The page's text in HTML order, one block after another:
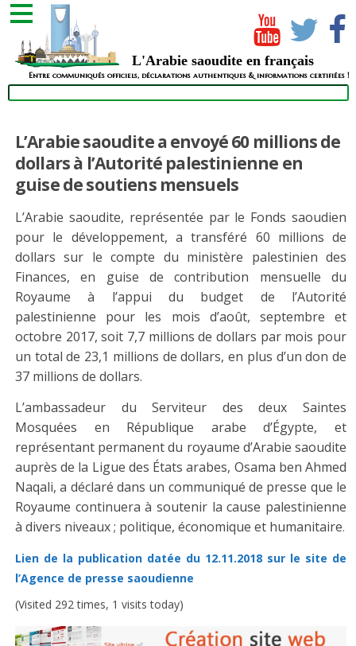
L'Arabie saoudite en français
Entre communiqués officiels, déclarations authentiques & informations certifiées !
L’Arabie saoudite a envoyé 60 millions de
dollars à l’Autorité palestinienne en
guise de soutiens mensuels
L’Arabie saoudite, représentée par le Fonds saoudien
pour le développement, a transféré 60 millions de
dollars sur le compte du ministère palestinien des
Finances, en guise de contribution mensuelle du
Royaume à l’appui du budget de l’Autorité
palestinienne pour les mois d’août, septembre et
octobre 2017, soit 7,7 millions de dollars par mois pour
un total de 23,1 millions de dollars, en plus d’un don de
37 millions de dollars.
L’ambassadeur du Serviteur des deux Saintes
Mosquées en République arabe d’Égypte, et
représentant permanent du royaume d’Arabie saoudite
auprès de la Ligue des États arabes, Osama ben Ahmed
Naqali, a déclaré dans un communiqué de presse que le
Royaume continuera à soutenir la cause palestinienne
à divers niveaux ; politique, économique et humanitaire.
Lien de la publication datée du 12.11.2018 sur le site de
l’Agence de presse saoudienne
(Visited 292 times, 1 visits today)